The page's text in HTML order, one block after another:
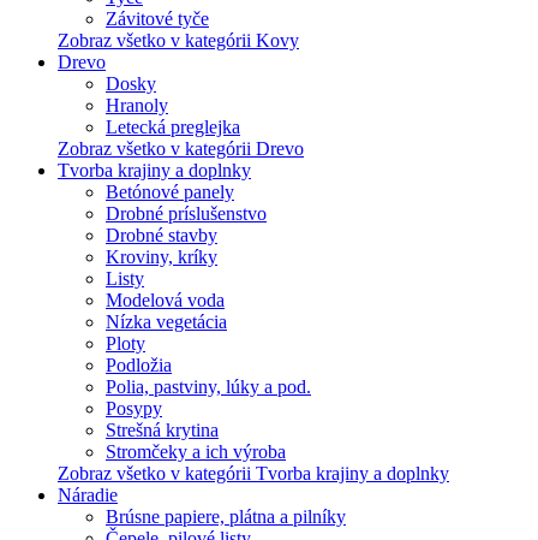
Závitové tyče
Zobraz všetko v kategórii Kovy
Drevo
Dosky
Hranoly
Letecká preglejka
Zobraz všetko v kategórii Drevo
Tvorba krajiny a doplnky
Betónové panely
Drobné príslušenstvo
Drobné stavby
Kroviny, kríky
Listy
Modelová voda
Nízka vegetácia
Ploty
Podložia
Polia, pastviny, lúky a pod.
Posypy
Strešná krytina
Stromčeky a ich výroba
Zobraz všetko v kategórii Tvorba krajiny a doplnky
Náradie
Brúsne papiere, plátna a pilníky